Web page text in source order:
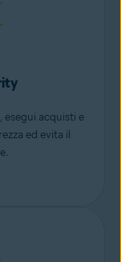
acquisti e
ed evita il